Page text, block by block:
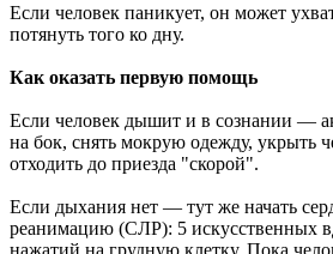
В Тольятти отремонтируют тротуары
07.08.2026 | 18:05
августа
Забота о здоровье ветеранов – один из
Федорищев – о расширении географии
участников СВО
Самарские строители отмечают
07.08.2026 | 17:49
Если человек паникует, он может
потянуть того ко дну.
Как оказать первую помощь
Если человек дышит и в сознании —
на бок, снять мокрую одежду, укрыть
отходить до приезда "скорой".
Если дыхания нет — тут же начать
реанимацию (СЛР): 5 искусственных
нажатий на грудную клетку. Пока